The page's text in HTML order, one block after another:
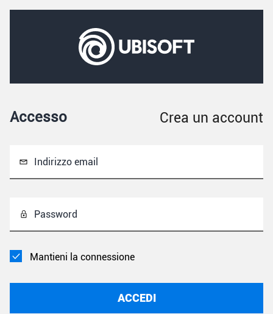
Accesso Crea un account
Indirizzo email
Password
Mantieni la connessione
ACCEDI